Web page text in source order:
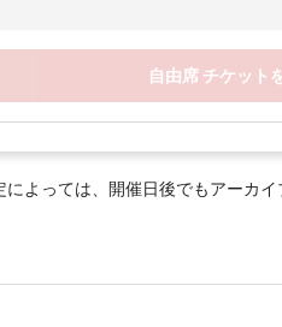
自由席 チケット
よっては、開催日後でもアーカ